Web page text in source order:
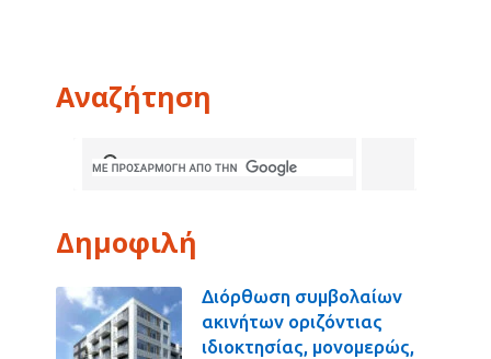
Αναζήτηση
Δημοφιλή
Διόρθωση συμβολαίων
ακινήτων οριζόντιας
ιδιοκτησίας, μονομερώς,